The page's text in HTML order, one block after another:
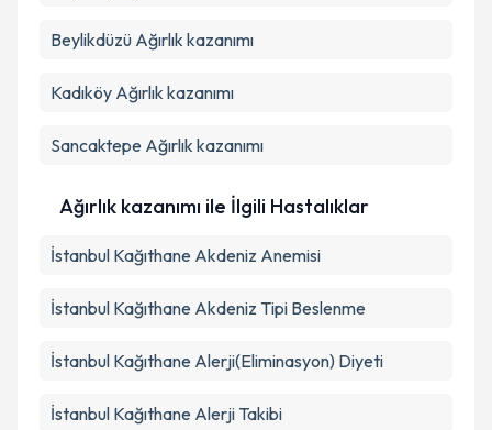
Beylikdüzü Ağırlık kazanımı
Kadıköy Ağırlık kazanımı
Sancaktepe Ağırlık kazanımı
Ağırlık kazanımı ile İlgili Hastalıklar
İstanbul Kağıthane Akdeniz Anemisi
İstanbul Kağıthane Akdeniz Tipi Beslenme
İstanbul Kağıthane Alerji(Eliminasyon) Diyeti
İstanbul Kağıthane Alerji Takibi